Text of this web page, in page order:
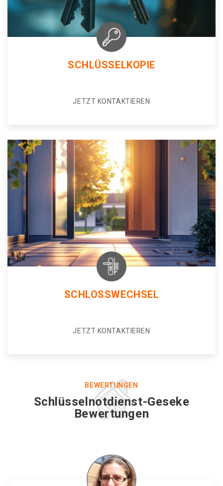
SCHLÜSSELKOPIE
JETZT KONTAKTIEREN
SCHLOSSWECHSEL
JETZT KONTAKTIEREN
BEWERTUNGEN
Schlüsselnotdienst-Geseke
Bewertungen